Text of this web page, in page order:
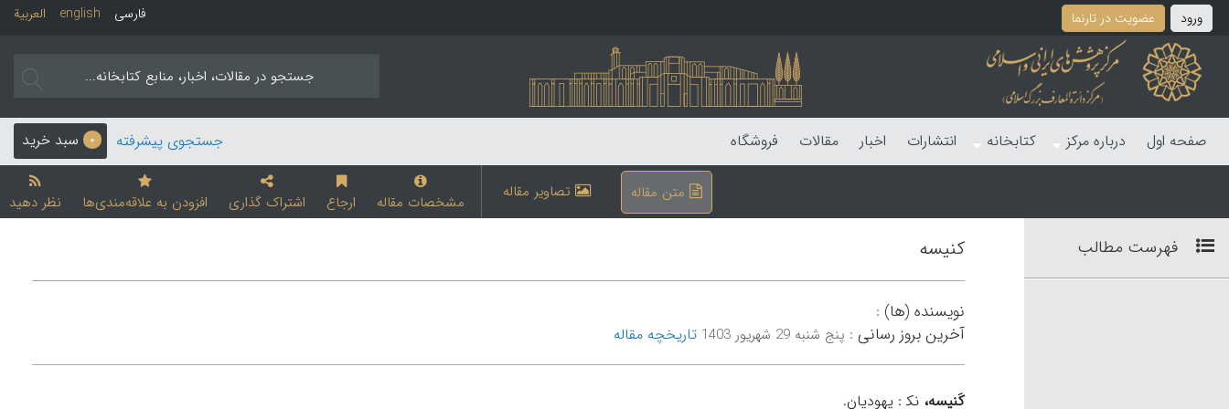
ورود عضویت در تارنما العربیة english فارسی
صفحه اول درباره مرکز کتابخانه انتشارات اخبار مقالات فروشگاه 0 سبد خرید جستجوی پیشرفته
متن مقاله تصاویر مقاله مشخصات مقاله ارجاع اشتراک گذاری افزودن به علاقه‌مندی‌ها نظر دهید
فهرست مطالب کنیسه
نویسنده (ها) :
آخرین بروز رسانی : پنج شنبه 29 شهریور 1403 تاریخچه مقاله
کَنیسه، نک‍ : یهودیان.